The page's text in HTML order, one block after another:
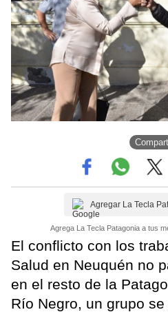
Agregar La Tecla
Agrega La Tecla Patagonia a tus
El conflicto con los
Salud en Neuquén no
en el resto de la
Río Negro, un grupo